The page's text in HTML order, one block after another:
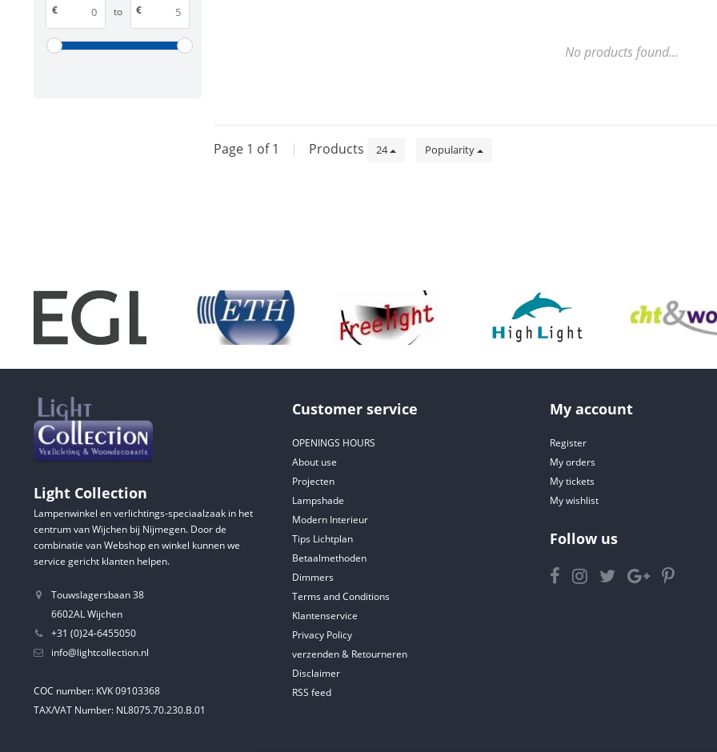
€ to €
No products found...
Page 1 of 1 | Products 24 Popularity
Light Collection
Lampenwinkel en verlichtings-speciaalzaak in het
centrum van Wijchen bij Nijmegen. Door de
combinatie van Webshop en winkel kunnen we
service gericht klanten helpen.
Touwslagersbaan 38
6602AL Wijchen
+31 (0)24-6455050
info@lightcollection.nl
COC number: KVK 09103368
TAX/VAT Number: NL8075.70.230.B.01
Customer service
OPENINGS HOURS
About use
Projecten
Lampshade
Modern Interieur
Tips Lichtplan
Betaalmethoden
Dimmers
Terms and Conditions
Klantenservice
Privacy Policy
verzenden & Retourneren
Disclaimer
RSS feed
My account
Register
My orders
My tickets
My wishlist
Follow us